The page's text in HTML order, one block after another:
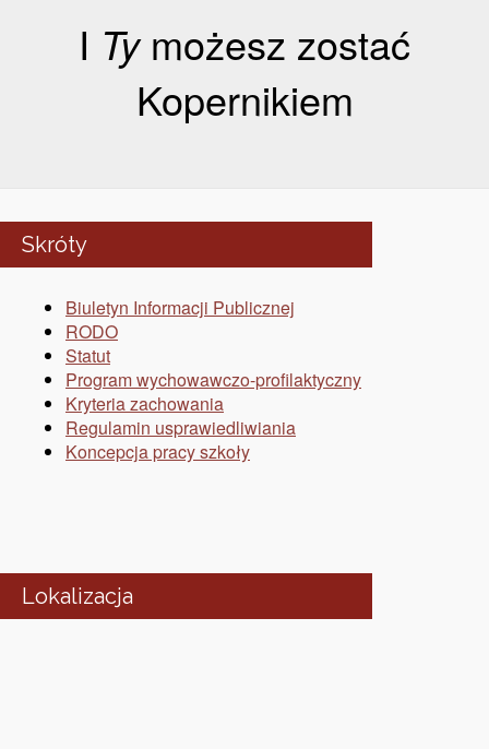
I Tymożesz zostać
Kopernikiem
Skróty
Biuletyn Informacji Publicznej
RODO
Statut
Program wychowawczo-profilaktyczny
Kryteria zachowania
Regulamin usprawiedliwiania
Koncepcja pracy szkoły
Lokalizacja